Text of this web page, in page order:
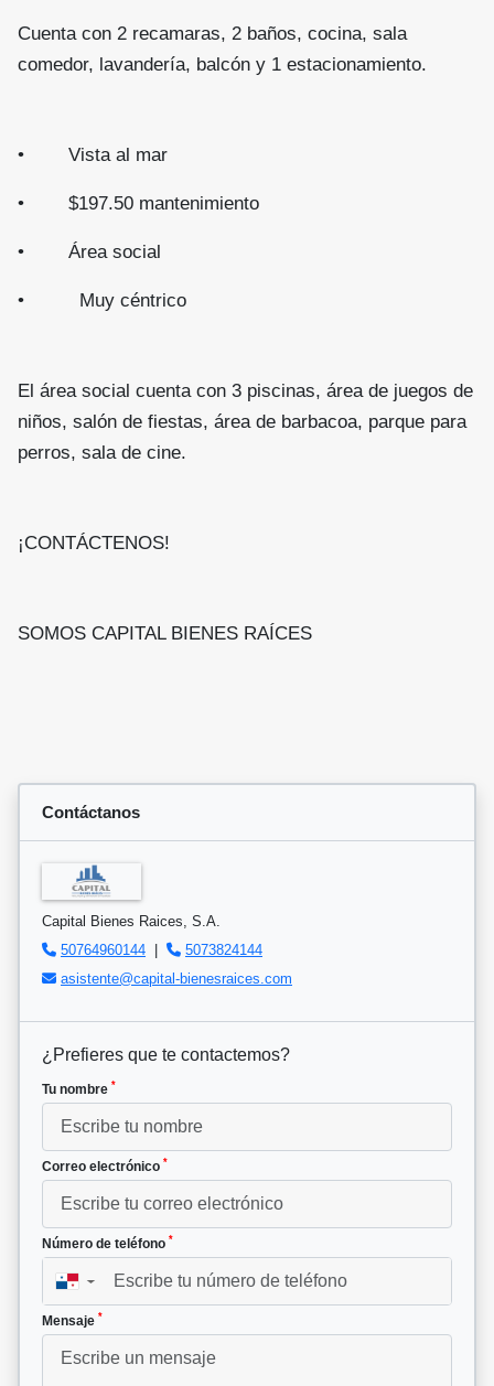
Cuenta con 2 recamaras, 2 baños, cocina, sala
comedor, lavandería, balcón y 1 estacionamiento.
• Vista al mar
• $197.50 mantenimiento
• Área social
• Muy céntrico
El área social cuenta con 3 piscinas, área de juegos de
niños, salón de fiestas, área de barbacoa, parque para
perros, sala de cine.
¡CONTÁCTENOS!
SOMOS CAPITAL BIENES RAÍCES
Contáctanos
Capital Bienes Raices, S.A.
50764960144 |
5073824144
asistente@capital-bienesraices.com
¿Prefieres que te contactemos?
Tu nombre *
Correo electrónico *
Número de teléfono *
▼
Mensaje *